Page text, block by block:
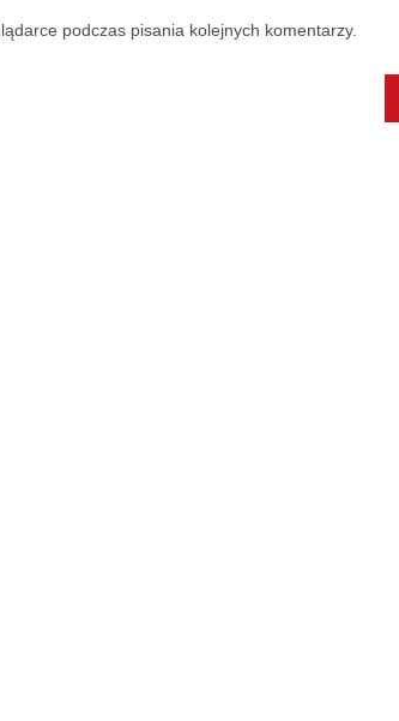
podczas pisania kolejnych komentarzy.